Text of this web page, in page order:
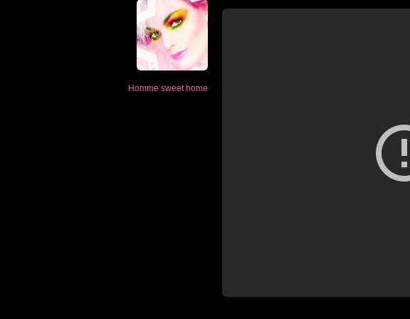
Homme sweet home